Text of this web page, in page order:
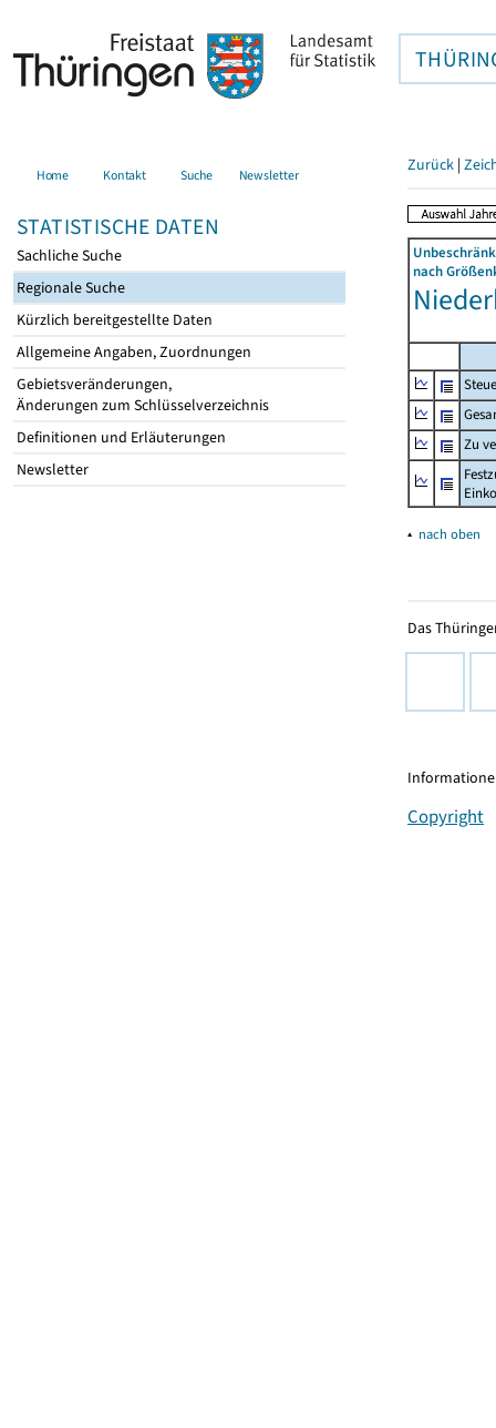
Home Kontakt Suche Newsletter
STATISTISCHE DATEN
Sachliche Suche
Regionale Suche
Kürzlich bereitgestellte Daten
Allgemeine Angaben, Zuordnungen
Gebietsveränderungen,
Änderungen zum Schlüsselverzeichnis
Definitionen und Erläuterungen
Newsletter
Zurück |
nach
Zu
▴ nach oben
Das
Copyright